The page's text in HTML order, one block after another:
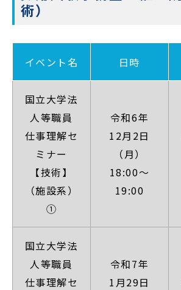
術）
イベント名 日時
国立大学法
人等職員
仕事理解セ
ミナー
【技術】
（施設系）
①
令和6年
12月2日
（月）
18:00～
19:00
国立大学法
人等職員
仕事理解セ
令和7年
1月29日